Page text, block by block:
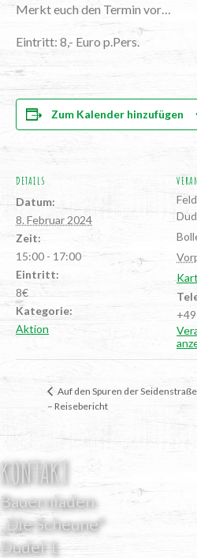
Merkt euch den Ter­min vor…
Ein­tritt: 8,- Euro p.Pers.
Zum Kalender hinzufügen
DETAILS
Datum:
8. Februar 2024
Zeit:
15:00 - 17:00
Eintritt:
8€
Kategorie:
Aktion
Auf den Spu­ren der Sei­den­stra­ße
– Reisebericht
KONTAKT
Bauernladen
„Die Scheune“
Dudel 1